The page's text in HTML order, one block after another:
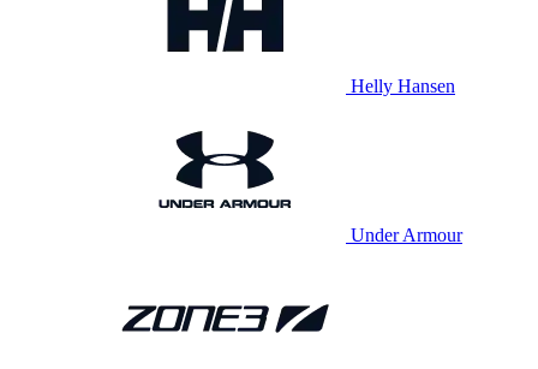
Helly Hansen
Under Armour